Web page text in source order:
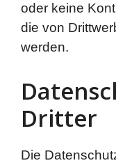
oder keine
die von
werden.
Dritter
Die